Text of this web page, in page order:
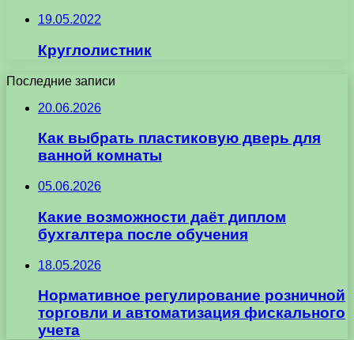
19.05.2022
Круглолистник
Последние записи
20.06.2026
Как выбрать пластиковую дверь для
ванной комнаты
05.06.2026
Какие возможности даёт диплом
бухгалтера после обучения
18.05.2026
Нормативное регулирование розничной
торговли и автоматизация фискального
учета